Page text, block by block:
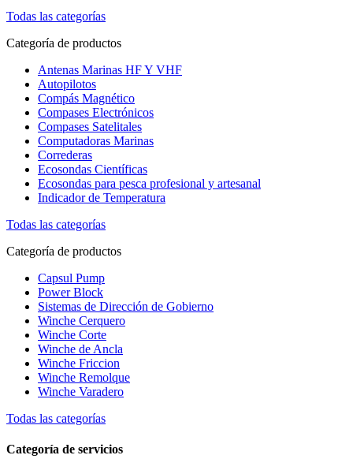
Todas las categorías
Categoría de productos
Antenas Marinas HF Y VHF
Autopilotos
Compás Magnético
Compases Electrónicos
Compases Satelitales
Computadoras Marinas
Correderas
Ecosondas Científicas
Ecosondas para pesca profesional y artesanal
Indicador de Temperatura
Todas las categorías
Categoría de productos
Capsul Pump
Power Block
Sistemas de Dirección de Gobierno
Winche Cerquero
Winche Corte
Winche de Ancla
Winche Friccion
Winche Remolque
Winche Varadero
Todas las categorías
Categoría de servicios